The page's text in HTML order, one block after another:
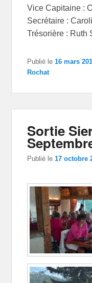
Vice Capitaine :
Secrétaire :
Trésorière : Ruth
Publié le16 mars
Rochat
Sortie
Publié le17 octobre